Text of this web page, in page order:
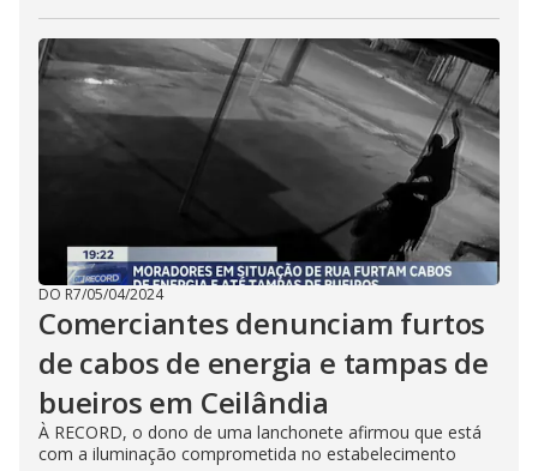
DO R7/05/04/2024
Comerciantes denunciam furtos
de cabos de energia e tampas de
bueiros em Ceilândia
À RECORD, o dono de uma lanchonete afirmou que está
com a iluminação comprometida no estabelecimento